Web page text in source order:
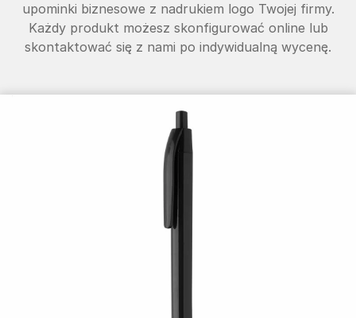
upominki biznesowe z nadrukiem logo Twojej firmy.
Każdy produkt możesz skonfigurować online lub
skontaktować się z nami po indywidualną wycenę.